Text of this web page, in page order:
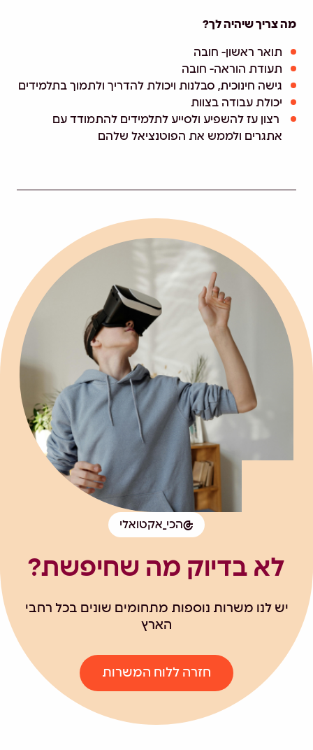
מה צריך שיהיה לך?
תואר ראשון- חובה
תעודת הוראה- חובה
גישה חינוכית, סבלנות ויכולת להדריך ולתמוך בתלמידים
יכולת עבודה בצוות
רצון עז להשפיע ולסייע לתלמידים להתמודד עם
אתגרים ולממש את הפוטנציאל שלהם
הכי_אקטואלי
לא בדיוק מה שחיפשת?
יש לנו משרות נוספות מתחומים שונים בכל רחבי
הארץ
חזרה ללוח המשרות